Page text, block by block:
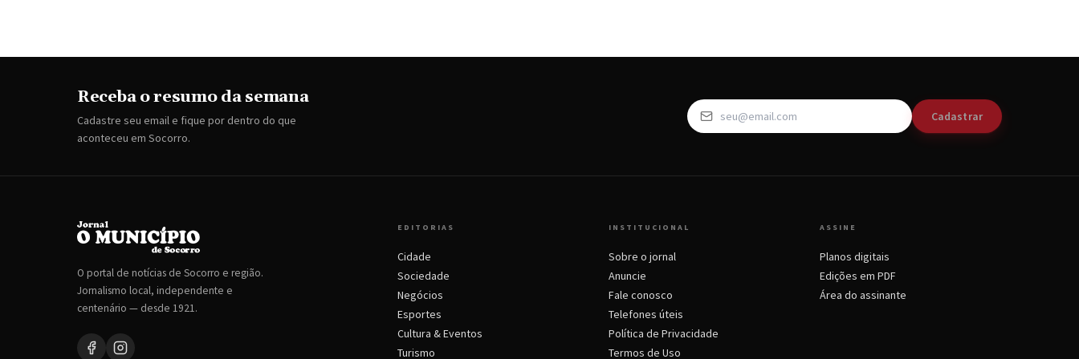
Receba o resumo da semana
Cadastre seu email e fique por dentro do que
aconteceu em Socorro.
Cadastrar
O portal de notícias de Socorro e região.
Jornalismo local, independente e
centenário — desde 1921.
EDITORIAS
Cidade
Sociedade
Negócios
Esportes
Cultura & Eventos
Turismo
INSTITUCIONAL
Sobre o jornal
Anuncie
Fale conosco
Telefones úteis
Política de Privacidade
Termos de Uso
ASSINE
Planos digitais
Edições em PDF
Área do assinante